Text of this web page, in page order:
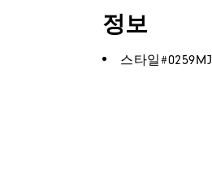
정보
스타일#0259MJ